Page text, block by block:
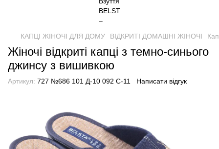
КАПЦІ ЖІНОЧІ ДЛЯ ДОМУ ВІДКРИТІ ДОМАШНІ ЖІНОЧІ
Жіночі відкриті капці з темно-синього
джинсу з вишивкою
Артикул: 727 №686 101 Д-10 092 С-11 Написати відгук